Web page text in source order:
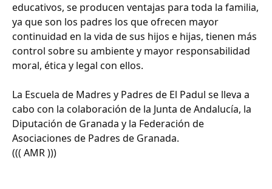
educativos, se producen ventajas para toda la familia,
ya que son los padres los que ofrecen mayor
continuidad en la vida de sus hijos e hijas, tienen más
control sobre su ambiente y mayor responsabilidad
moral, ética y legal con ellos.
La Escuela de Madres y Padres de El Padul se lleva a
cabo con la colaboración de la Junta de Andalucía, la
Diputación de Granada y la Federación de
Asociaciones de Padres de Granada.
((( AMR )))